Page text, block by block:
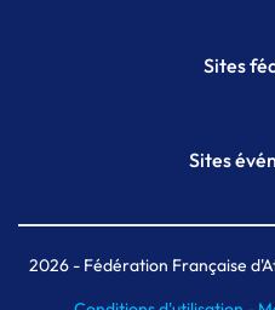
Sites
Sites
Meeting de
MAIF
2026- Fédération Française